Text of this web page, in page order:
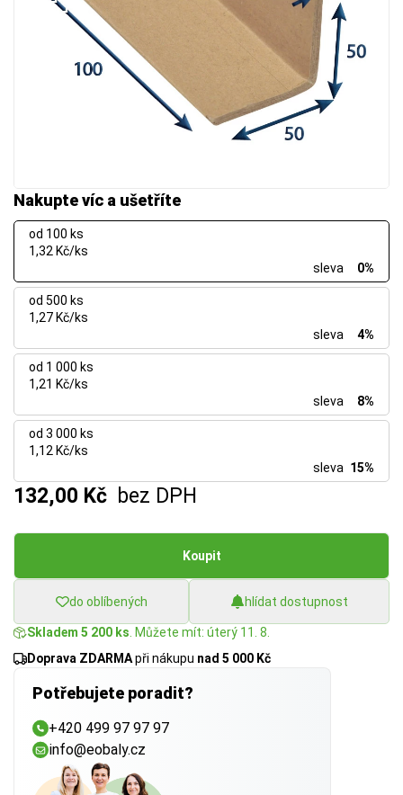
Nakupte víc a ušetříte
od 100 ks
1,32 Kč/ks
sleva
0%
od 500 ks
1,27 Kč/ks
sleva
4%
od 1 000 ks
1,21 Kč/ks
sleva
8%
od 3 000 ks
1,12 Kč/ks
sleva 15%
132,00 Kč bez DPH
Koupit
do oblíbených hlídat dostupnost
Skladem 5 200 ks . Můžete mít: úterý 11. 8.
Doprava ZDARMApři nákupu nad 5 000 Kč
Potřebujete poradit?
+420 499 97 97 97
info@eobaly.cz